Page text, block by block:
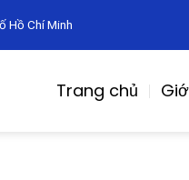
Hồ Chí Minh
Trang chủ